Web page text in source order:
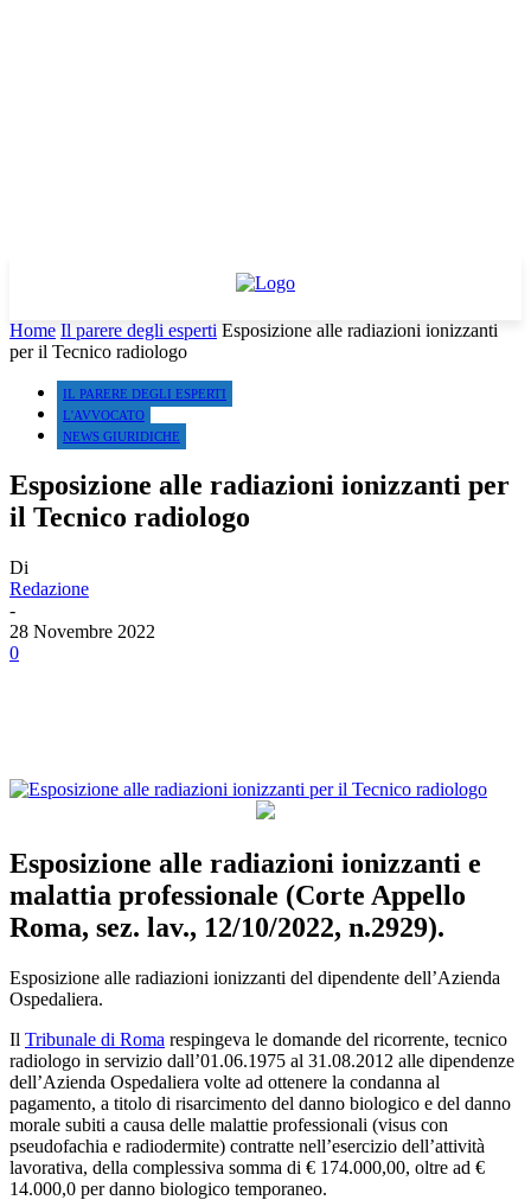
Home Il parere degli esperti Esposizione alle radiazioni ionizzanti
per il Tecnico radiologo
IL PARERE DEGLI ESPERTI
L'AVVOCATO
NEWS GIURIDICHE
Esposizione alle radiazioni ionizzanti per
il Tecnico radiologo
Di
Redazione
-
28 Novembre 2022
0
Esposizione alle radiazioni ionizzanti e
malattia professionale (Corte Appello
Roma, sez. lav., 12/10/2022, n.2929).
Esposizione alle radiazioni ionizzanti del dipendente dell’Azienda
Ospedaliera.
Il Tribunale di Roma respingeva le domande del ricorrente, tecnico
radiologo in servizio dall’01.06.1975 al 31.08.2012 alle dipendenze
dell’Azienda Ospedaliera volte ad ottenere la condanna al
pagamento, a titolo di risarcimento del danno biologico e del danno
morale subiti a causa delle malattie professionali (visus con
pseudofachia e radiodermite) contratte nell’esercizio dell’attività
lavorativa, della complessiva somma di € 174.000,00, oltre ad €
14.000,0 per danno biologico temporaneo.